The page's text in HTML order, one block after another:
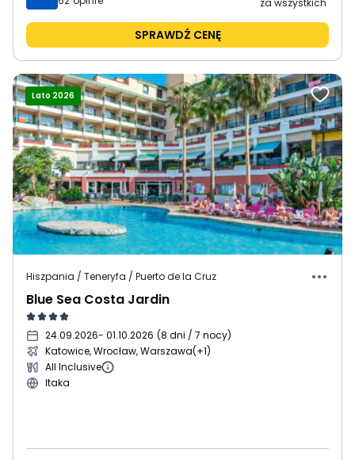
za wszystkich
SPRAWDŹ CENĘ
Lato 2026
Hiszpania / Teneryfa / Puerto de la Cruz
Blue Sea Costa Jardin
24.09.2026- 01.10.2026 (8 dni / 7 nocy)
Katowice, Wrocław, Warszawa(+1)
All Inclusive
Itaka